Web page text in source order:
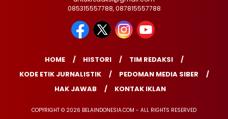
085315557788, 087815557788
HOME HISTORI
TIM REDAKSI
KODE ETIK JURNALISTIK
PEDOMAN MEDIA SIBER
HAK JAWAB
KONTAK IKLAN
COPYRIGHT © 2026 BELAINDONESIA.COM - ALL RIGHTS RESERVED